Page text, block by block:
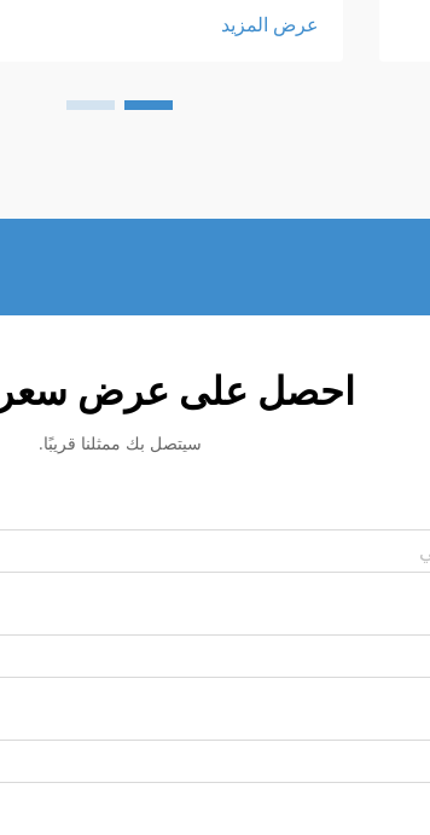
عرض المزيد
احصل على عرض سعر
سيتصل بك ممثلنا قريبًا.